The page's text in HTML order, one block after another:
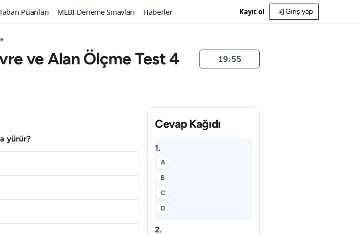
Puanları MEBİ Deneme Sınavları Haberler Kayıt ol Giriş yap
ve Alan Ölçme Test 4 19:55
yürür?
Cevap Kağıdı
1.
A
B
C
D
2.